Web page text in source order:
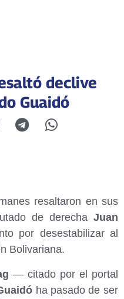
declive
Guaidó
resaltaron en sus
de derecha Juan
por desestabilizar al
Bolivariana.
— citado por el portal
ha pasado de ser